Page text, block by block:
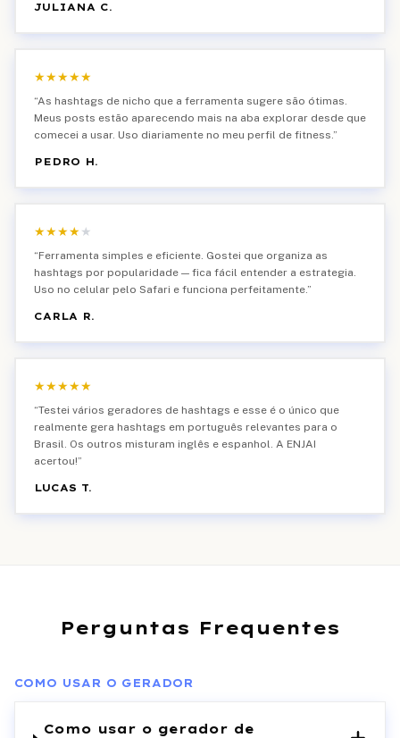
JULIANA C.
★★★★★
“As hashtags de nicho que a ferramenta sugere são ótimas.
Meus posts estão aparecendo mais na aba explorar desde que
comecei a usar. Uso diariamente no meu perfil de fitness.”
PEDRO H.
★★★★★
“Ferramenta simples e eficiente. Gostei que organiza as
hashtags por popularidade — fica fácil entender a estrategia.
Uso no celular pelo Safari e funciona perfeitamente.”
CARLA R.
★★★★★
“Testei vários geradores de hashtags e esse é o único que
realmente gera hashtags em português relevantes para o
Brasil. Os outros misturam inglês e espanhol. A ENJAI
acertou!”
LUCAS T.
Perguntas Frequentes
COMO USAR O GERADOR
Como usar o gerador de